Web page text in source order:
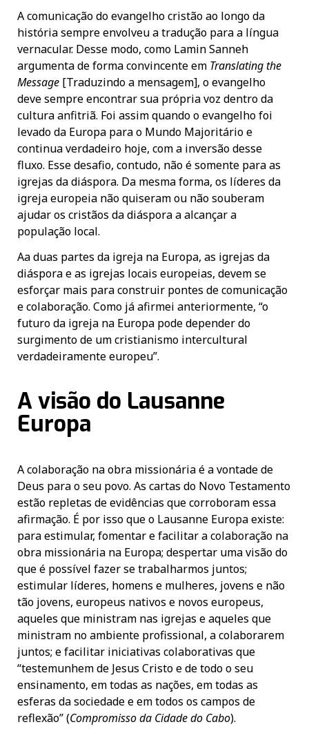
A comunicação do evangelho cristão ao longo da
história sempre envolveu a tradução para a língua
vernacular. Desse modo, como Lamin Sanneh
argumenta de forma convincente em Translating the
Message [Traduzindo a mensagem], o evangelho
deve sempre encontrar sua própria voz dentro da
cultura anfitriã. Foi assim quando o evangelho foi
levado da Europa para o Mundo Majoritário e
continua verdadeiro hoje, com a inversão desse
fluxo. Esse desafio, contudo, não é somente para as
igrejas da diáspora. Da mesma forma, os líderes da
igreja europeia não quiseram ou não souberam
ajudar os cristãos da diáspora a alcançar a
população local.
Aa duas partes da igreja na Europa, as igrejas da
diáspora e as igrejas locais europeias, devem se
esforçar mais para construir pontes de comunicação
e colaboração. Como já afirmei anteriormente, “o
futuro da igreja na Europa pode depender do
surgimento de um cristianismo intercultural
verdadeiramente europeu”.
A visão do Lausanne
Europa
A colaboração na obra missionária é a vontade de
Deus para o seu povo. As cartas do Novo Testamento
estão repletas de evidências que corroboram essa
afirmação. É por isso que o Lausanne Europa existe:
para estimular, fomentar e facilitar a colaboração na
obra missionária na Europa; despertar uma visão do
que é possível fazer se trabalharmos juntos;
estimular líderes, homens e mulheres, jovens e não
tão jovens, europeus nativos e novos europeus,
aqueles que ministram nas igrejas e aqueles que
ministram no ambiente profissional, a colaborarem
juntos; e facilitar iniciativas colaborativas que
“testemunhem de Jesus Cristo e de todo o seu
ensinamento, em todas as nações, em todas as
esferas da sociedade e em todos os campos de
reflexão” (Compromisso da Cidade do Cabo).